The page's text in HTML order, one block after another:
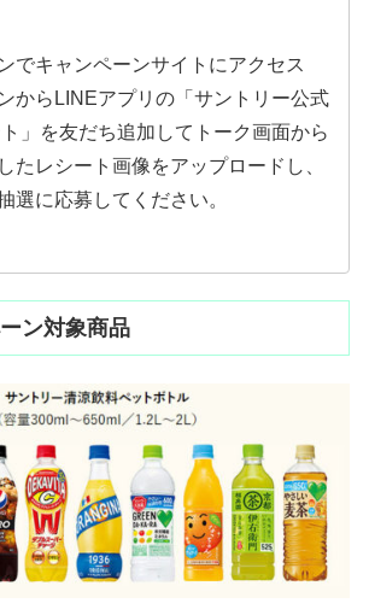
でキャンペーンサイトにアクセス
からLINEアプリの「サントリー公式
」を友だち追加してトーク画面から
たレシート画像をアップロードし、
選に応募してください。
ン対象商品